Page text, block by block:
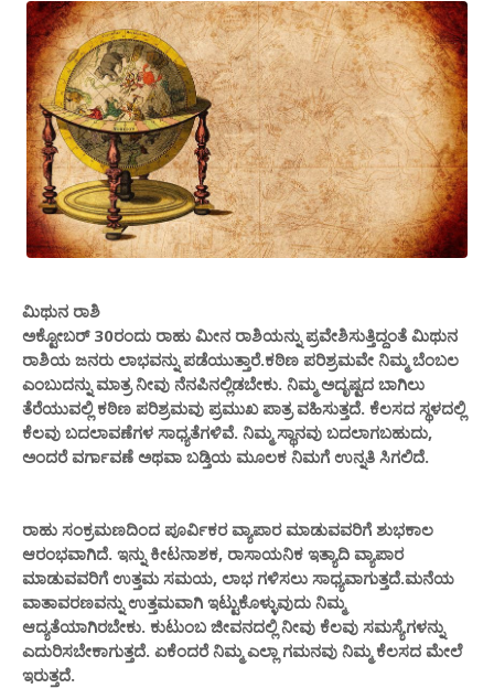
ಮಿಥುನ ರಾಶಿ
ಅಕ್ಟೋಬರ್ 30ರಂದು ರಾಹು ಮೀನ ರಾಶಿಯನ್ನು ಪ್ರವೇಶಿಸುತ್ತಿದ್ದಂತೆ ಮಿಥುನ
ರಾಶಿಯ ಜನರು ಲಾಭವನ್ನು ಪಡೆಯುತ್ತಾರೆ.ಕಠಿಣ ಪರಿಶ್ರಮವೇ ನಿಮ್ಮ ಬೆಂಬಲ
ಎಂಬುದನ್ನು ಮಾತ್ರ ನೀವು ನೆನಪಿನಲ್ಲಿಡಬೇಕು. ನಿಮ್ಮ ಅದೃಷ್ಟದ ಬಾಗಿಲು
ತೆರೆಯುವಲ್ಲಿ ಕಠಿಣ ಪರಿಶ್ರಮವು ಪ್ರಮುಖ ಪಾತ್ರ ವಹಿಸುತ್ತದೆ. ಕೆಲಸದ ಸ್ಥಳದಲ್ಲಿ
ಕೆಲವು ಬದಲಾವಣೆಗಳ ಸಾಧ್ಯತೆಗಳಿವೆ. ನಿಮ್ಮ ಸ್ಥಾನವು ಬದಲಾಗಬಹುದು,
ಅಂದರೆ ವರ್ಗಾವಣೆ ಅಥವಾ ಬಡ್ತಿಯ ಮೂಲಕ ನಿಮಗೆ ಉನ್ನತಿ ಸಿಗಲಿದೆ.
ರಾಹು ಸಂಕ್ರಮಣದಿಂದ ಪೂರ್ವಿಕರ ವ್ಯಾಪಾರ ಮಾಡುವವರಿಗೆ ಶುಭಕಾಲ
ಆರಂಭವಾಗಿದೆ. ಇನ್ನು ಕೀಟನಾಶಕ, ರಾಸಾಯನಿಕ ಇತ್ಯಾದಿ ವ್ಯಾಪಾರ
ಮಾಡುವವರಿಗೆ ಉತ್ತಮ ಸಮಯ, ಲಾಭ ಗಳಿಸಲು ಸಾಧ್ಯವಾಗುತ್ತದೆ.ಮನೆಯ
ವಾತಾವರಣವನ್ನು ಉತ್ತಮವಾಗಿ ಇಟ್ಟುಕೊಳ್ಳುವುದು ನಿಮ್ಮ
ಆದ್ಯತೆಯಾಗಿರಬೇಕು. ಕುಟುಂಬ ಜೀವನದಲ್ಲಿ ನೀವು ಕೆಲವು ಸಮಸ್ಯೆಗಳನ್ನು
ಎದುರಿಸಬೇಕಾಗುತ್ತದೆ. ಏಕೆಂದರೆ ನಿಮ್ಮ ಎಲ್ಲಾ ಗಮನವು ನಿಮ್ಮ ಕೆಲಸದ ಮೇಲೆ
ಇರುತ್ತದೆ.